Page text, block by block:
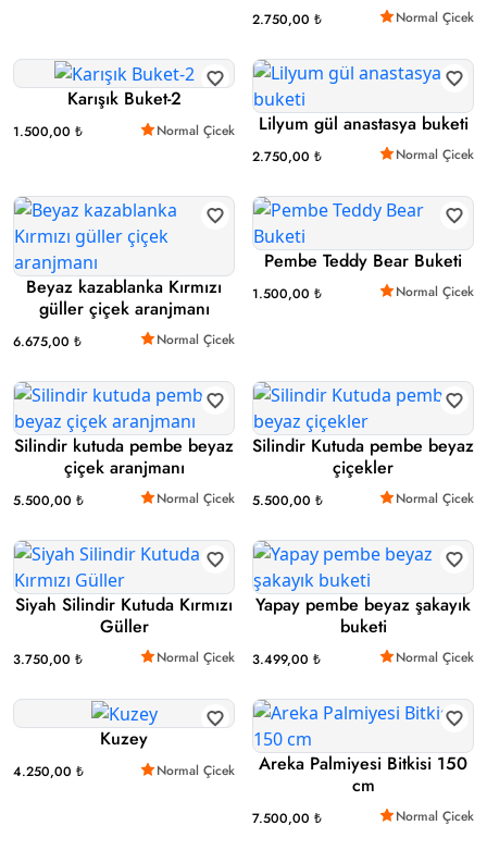
2.750,00 ₺ Normal Çicek
Karışık Buket-2
1.500,00 ₺ Normal Çicek Lilyum gül anastasya buketi
2.750,00 ₺ Normal Çicek
Beyaz kazablanka Kırmızı
güller çiçek aranjmanı
6.675,00 ₺ Normal Çicek
Pembe Teddy Bear Buketi
1.500,00 ₺ Normal Çicek
Silindir kutuda pembe beyaz
çiçek aranjmanı
5.500,00 ₺ Normal Çicek
Silindir Kutuda pembe beyaz
çiçekler
5.500,00 ₺ Normal Çicek
Siyah Silindir Kutuda Kırmızı
Güller
3.750,00 ₺ Normal Çicek
Yapay pembe beyaz şakayık
buketi
3.499,00 ₺ Normal Çicek
Kuzey
4.250,00 ₺ Normal Çicek
Areka Palmiyesi Bitkisi 150
cm
7.500,00 ₺ Normal Çicek